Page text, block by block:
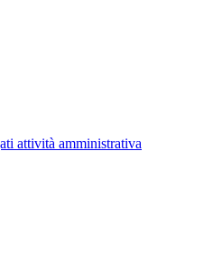
attività amministrativa